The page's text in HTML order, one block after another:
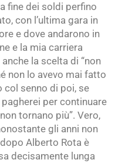
fine dei soldi perfino
con l’ultima gara in
e dove andarono in
e la mia carriera
la scelta di “non
non lo avevo mai fatto
col senno di poi, se
per continuare
tornano più”. Vero,
gli anni non
Alberto Rota è
decisamente lunga